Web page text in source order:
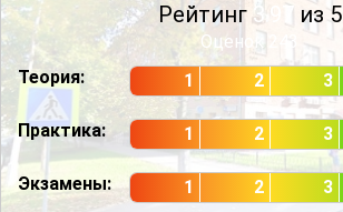
Рейтинг3.97из 5
Оценок
243
Теория:
1 2 3
Практика: 1 2 3
Экзамены: 1 2 3